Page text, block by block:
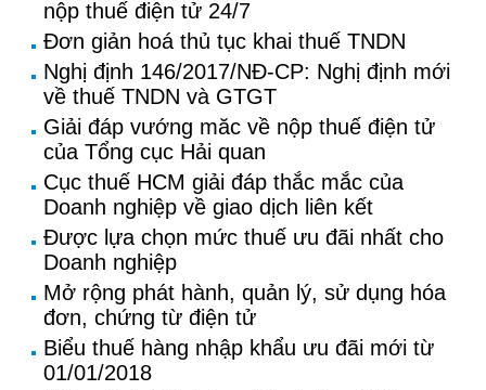
nộp thuế điện tử 24/7
Đơn giản hoá thủ tục khai thuế TNDN
Nghị định 146/2017/NĐ-CP: Nghị định mới
về thuế TNDN và GTGT
Giải đáp vướng măc về nộp thuế điện tử
của Tổng cục Hải quan
Cục thuế HCM giải đáp thắc mắc của
Doanh nghiệp về giao dịch liên kết
Được lựa chọn mức thuế ưu đãi nhất cho
Doanh nghiệp
Mở rộng phát hành, quản lý, sử dụng hóa
đơn, chứng từ điện tử
Biểu thuế hàng nhập khẩu ưu đãi mới từ
01/01/2018